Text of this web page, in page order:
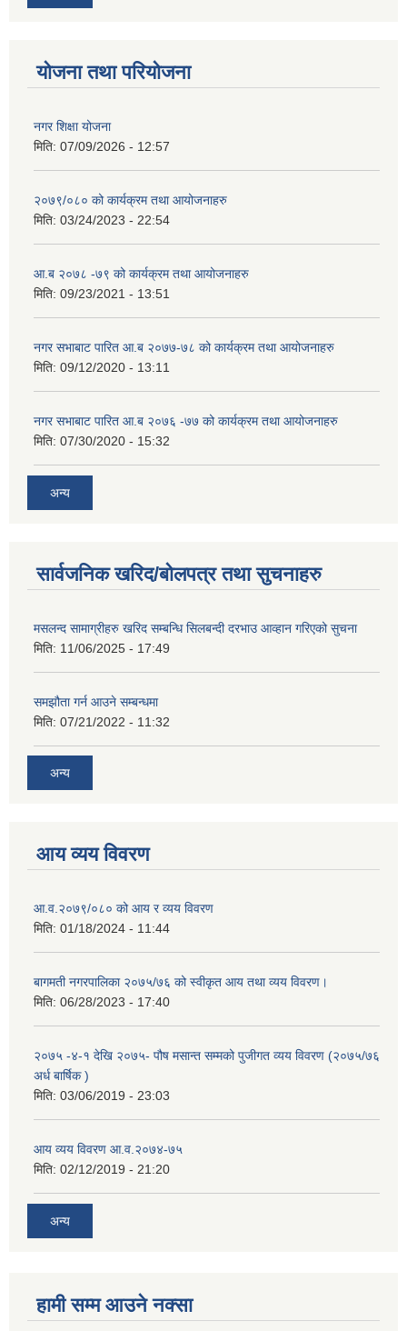
योजना तथा परियोजना
नगर शिक्षा योजना
मिति: 07/09/2026 - 12:57
२०७९/०८० को कार्यक्रम तथा आयोजनाहरु
मिति: 03/24/2023 - 22:54
आ.ब २०७८ -७९ को कार्यक्रम तथा आयोजनाहरु
मिति: 09/23/2021 - 13:51
नगर सभाबाट पारित आ.ब २०७७-७८ को कार्यक्रम तथा आयोजनाहरु
मिति: 09/12/2020 - 13:11
नगर सभाबाट पारित आ.ब २०७६ -७७ को कार्यक्रम तथा आयोजनाहरु
मिति: 07/30/2020 - 15:32
अन्य
सार्वजनिक खरिद/बोलपत्र तथा सुचनाहरु
मसलन्द सामाग्रीहरु खरिद सम्बन्धि सिलबन्दी दरभाउ आव्हान गरिएको सुचना
मिति: 11/06/2025 - 17:49
समझौता गर्न आउने सम्बन्धमा
मिति: 07/21/2022 - 11:32
अन्य
आय व्यय विवरण
आ.व.२०७९/०८० को आय र व्यय विवरण
मिति: 01/18/2024 - 11:44
बागमती नगरपालिका २०७५/७६ को स्वीकृत आय तथा व्यय विवरण।
मिति: 06/28/2023 - 17:40
२०७५ -४-१ देखि २०७५- पौष मसान्त सम्मको पुजीगत व्यय विवरण (२०७५/७६
अर्ध बार्षिक )
मिति: 03/06/2019 - 23:03
आय व्यय विवरण आ.व.२०७४-७५
मिति: 02/12/2019 - 21:20
अन्य
हामी सम्म आउने नक्सा